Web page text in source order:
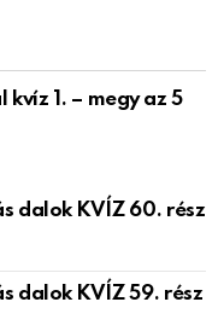
kvíz 1. – megy az 5
dalok KVÍZ 60. rész
dalok KVÍZ 59. rész